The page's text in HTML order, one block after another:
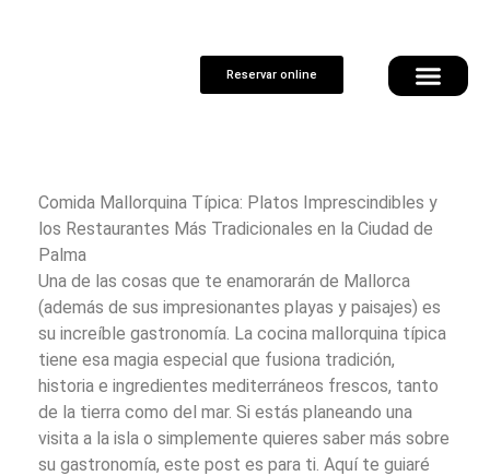
Reservar online
Comida Mallorquina Típica: Platos Imprescindibles y
los Restaurantes Más Tradicionales en la Ciudad de
Palma
Una de las cosas que te enamorarán de Mallorca
(además de sus impresionantes playas y paisajes) es
su increíble gastronomía. La cocina mallorquina típica
tiene esa magia especial que fusiona tradición,
historia e ingredientes mediterráneos frescos, tanto
de la tierra como del mar. Si estás planeando una
visita a la isla o simplemente quieres saber más sobre
su gastronomía, este post es para ti. Aquí te guiaré